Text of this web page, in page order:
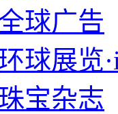
球广告
球展览
宝杂志